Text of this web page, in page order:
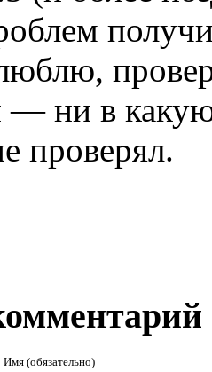
— ни в
проверял.
Имя (обязательно)